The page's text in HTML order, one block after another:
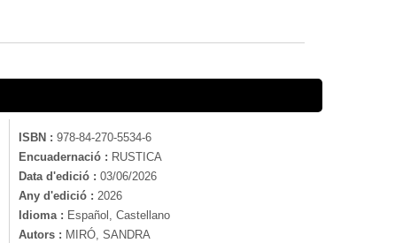
ISBN : 978-84-270-5534-6
Encuadernació : RUSTICA
Data d'edició : 03/06/2026
Any d'edició : 2026
Idioma : Español, Castellano
Autors : MIRÓ, SANDRA